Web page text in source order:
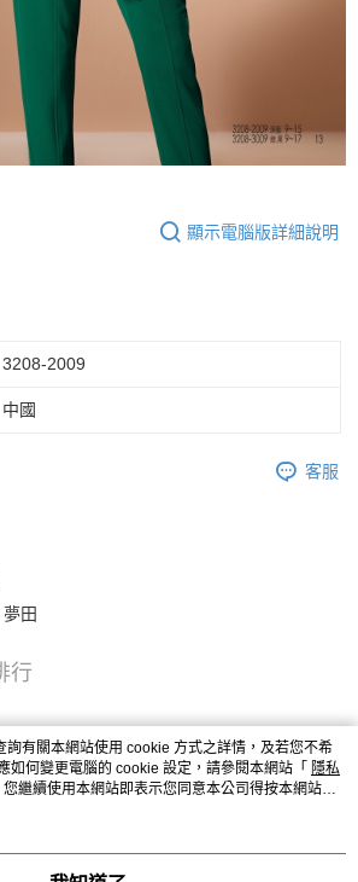
顯示電腦版詳細說明
3208-2009
中國
客服
田
行
詢有關本網站使用 cookie 方式之詳情，及若您不希
如何變更電腦的 cookie 設定，請參閱本網站「 隱私
繼續使用本網站即表示您同意本公司得按本網站使
。